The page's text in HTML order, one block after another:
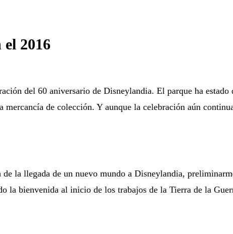
2016
del 60 aniversario de Disneylandia. El parque ha
mercancía de colección. Y aunque la celebración aún
de la llegada de un nuevo mundo a Disneylandia,
la bienvenida al inicio de los trabajos de la Tierra de la